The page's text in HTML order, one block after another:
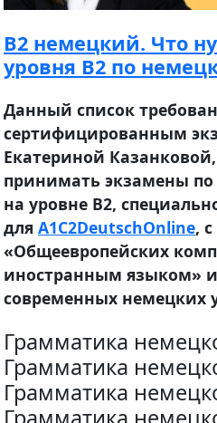
B2 немецкий. Что
уровня B2 по
Данный список
сертифицированным
Екатериной
принимать экзамены
на уровне B2,
для A1C2DeutschOnline,
«Общеевропейских
иностранным языком»
современных немецких
Грамматика
Грамматика
Грамматика
Грамматика